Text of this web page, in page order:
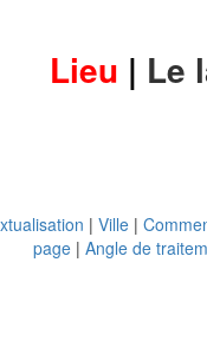
Lieu | Le
| Ville|
page | Angle de